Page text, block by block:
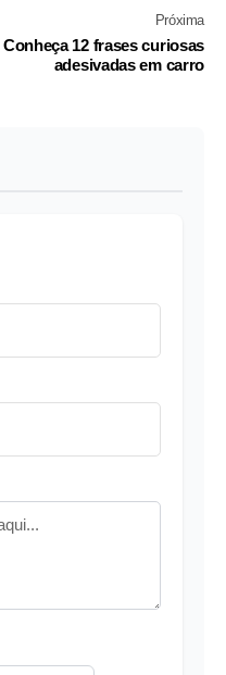
Próxima
Conheça 12 frases curiosas
adesivadas em carro